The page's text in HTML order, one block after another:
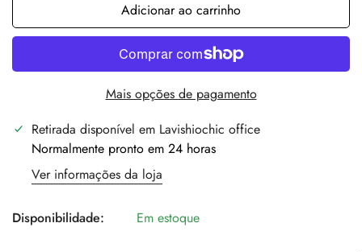
Adicionar ao carrinho
Mais opções de pagamento
Retirada disponível em Lavishiochic office
Normalmente pronto em 24 horas
Ver informações da loja
Disponibilidade: Em estoque